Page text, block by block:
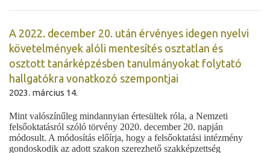
A 2022. december 20. után érvényes idegen nyelvi
követelmények alóli mentesítés osztatlan és
osztott tanárképzésben tanulmányokat folytató
hallgatókra vonatkozó szempontjai
2023. március 14.
Mint valószínűleg mindannyian értesültek róla, a Nemzeti
felsőoktatásról szóló törvény 2020. december 20. napján
módosult. A módosítás előírja, hogy a felsőoktatási intézmény
gondoskodik az adott szakon szerezhető szakképzettség